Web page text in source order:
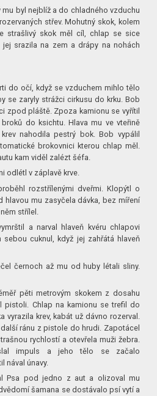
byl nejblíž a do chladného vzduchu
střev. Mohutný skok, kolem
strašlivý skok měl cíl, chlap se sice
jej srazila na zem a drápy na nohách
do očí, když se vzduchem mihlo tělo
se zaryly strážci cirkusu do krku. Bob
zpod pláště. Zpoza kamionu se vyřítil
do ksichtu. Hlava mu ve vteřině
nahodila pestrý bok. Bob vypálil
brokovnici kterou chlap měl.
kam viděl zalézt šéfa.
odlétl v záplavě krve.
rozstřílenými dveřmi. Klopýtl o
hlavou mu zasyčela dávka, bez míření
střílel.
a narval hlaveň kvéru chlapovi
cuknul, když jej zahřátá hlaveň
černoch až mu od huby létali sliny.
pěti metrovým skokem z dosahu
pistoli. Chlap na kamionu se trefil do
vyrazila krev, kabát už dávno rozerval.
ránu z pistole do hrudi. Zapotácel
rychlostí a otevřela muži žebra.
impuls a jeho tělo se začalo
nával únavy.
Psa pod jedno z aut a olizoval mu
šamana se dostávalo psí vytí a